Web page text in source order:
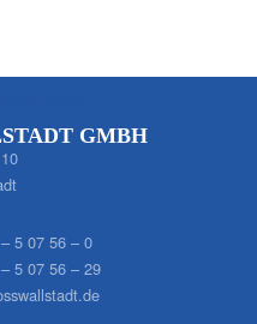
GMBH
5 07 56 – 0
5 07 56 – 29